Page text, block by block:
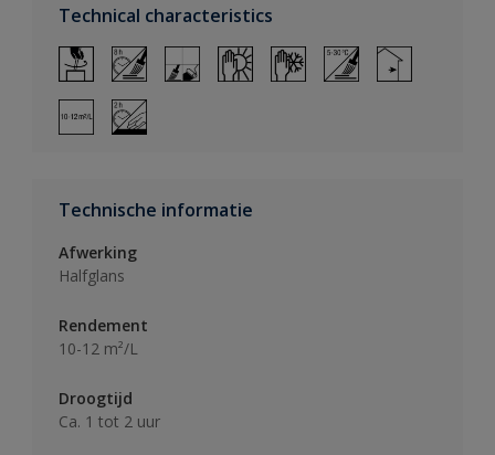
Technical characteristics
Technische informatie
Afwerking
Halfglans
Rendement
10-12 m²/L
Droogtijd
Ca. 1 tot 2 uur